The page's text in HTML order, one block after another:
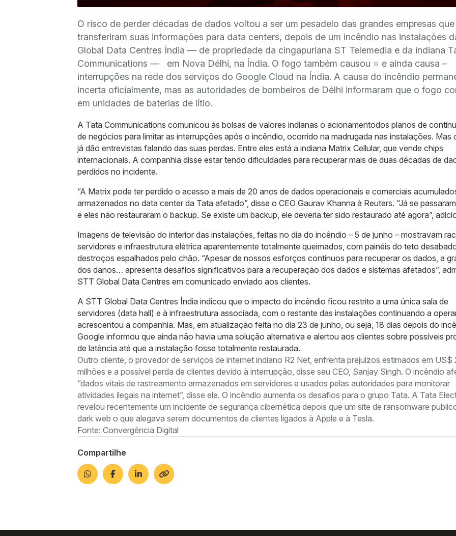
O risco de perder décadas de dados voltou a ser um pesadelo das grandes empresas que
transferiram suas informações para data centers, depois de um incêndio nas instalações
Global Data Centres Índia — de propriedade da cingapuriana ST Telemedia e da indiana
Communications — em Nova Délhi, na Índia. O fogo também causou = e ainda causa –
interrupções na rede dos serviços do Google Cloud na Índia. A causa do incêndio
incerta oficialmente, mas as autoridades de bombeiros de Délhi informaram que o fogo
em unidades de baterias de lítio.
A Tata Communications comunicou às bolsas de valores indianas o acionamentodos planos de
de negócios para limitar as interrupções após o incêndio, ocorrido na madrugada nas instalações. Mas
já dão entrevistas falando das suas perdas. Entre eles está a indiana Matrix Cellular, que vende chips
internacionais. A companhia disse estar tendo dificuldades para recuperar mais de duas décadas de
perdidos no incidente.
“A Matrix pode ter perdido o acesso a mais de 20 anos de dados operacionais e comerciais
armazenados no data center da Tata afetado”, disse o CEO Gaurav Khanna à Reuters. “Já se
e eles não restauraram o backup. Se existe um backup, ele deveria ter sido restaurado até agora”,
Imagens de televisão do interior das instalações, feitas no dia do incêndio – 5 de junho – mostravam
servidores e infraestrutura elétrica aparentemente totalmente queimados, com painéis do teto
destroços espalhados pelo chão. “Apesar de nossos esforços contínuos para recuperar os dados, a
dos danos… apresenta desafios significativos para a recuperação dos dados e sistemas afetados”,
STT Global Data Centres em comunicado enviado aos clientes.
A STT Global Data Centres Índia indicou que o impacto do incêndio ficou restrito a uma única sala de
servidores (data hall) e à infraestrutura associada, com o restante das instalações continuando a
acrescentou a companhia. Mas, em atualização feita no dia 23 de junho, ou seja, 18 dias depois do
Google informou que ainda não havia uma solução alternativa e alertou aos clientes sobre possíveis
de latência até que a instalação fosse totalmente restaurada.
Outro cliente, o provedor de serviços de internet indiano R2 Net, enfrenta prejuízos estimados em US$
milhões e a possível perda de clientes devido à interrupção, disse seu CEO, Sanjay Singh. O incêndio
“dados vitais de rastreamento armazenados em servidores e usados ​​pelas autoridades para monitorar
atividades ilegais na internet”, disse ele. O incêndio aumenta os desafios para o grupo Tata. A Tata
revelou recentemente um incidente de segurança cibernética depois que um site de ransomware
dark web o que alegava serem documentos de clientes ligados à Apple e à Tesla.
Fonte: Convergência Digital
Compartilhe